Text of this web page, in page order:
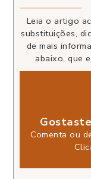
Leia o artigo acima para saber mais sobre possíveis
substituições,
de mais
abaixo, que
Comenta ou